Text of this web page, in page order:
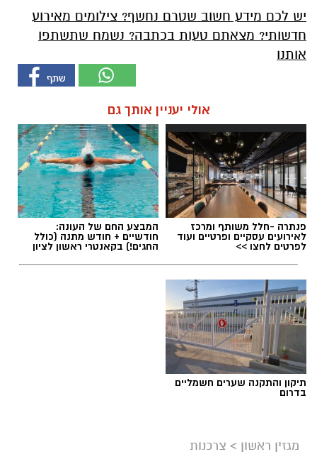
יש לכם מידע חשוב שטרם נחשף? צילומים מאירוע
חדשותי? מצאתם טעות בכתבה? נשמח שתשתפו
אותנו
אולי יעניין אותך גם
פנתרה -חלל משותף ומרכז
לאירועים עסקיים ופרטיים ועוד
לפרטים לחצו >>
המבצע החם של העונה:
חודשיים + חודש מתנה (כולל
החגים!) בקאנטרי ראשון לציון
תיקון והתקנה שערים חשמליים
בדרום
מגזין ראשון > צרכנות